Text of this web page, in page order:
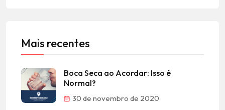
Mais recentes
Boca Seca ao Acordar: Isso é
Normal?
30 de novembro de 2020